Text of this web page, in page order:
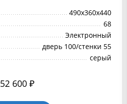
490х360х440
68
Электронный
дверь 100/стенки 55
серый
52 600 ₽